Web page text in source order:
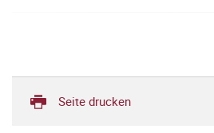
Seite drucken